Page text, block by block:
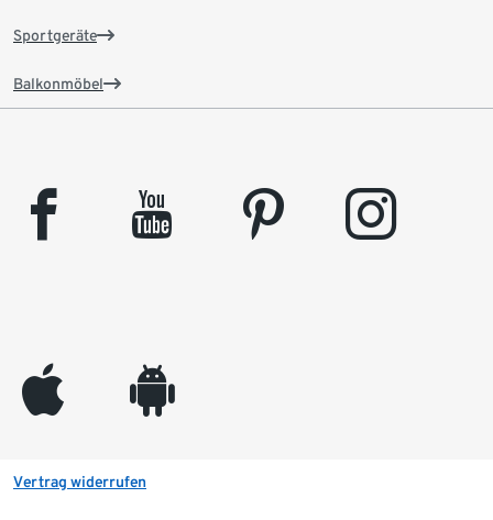
Sportgeräte
Balkonmöbel
facebook youtube pinterest instagram
appleinc android
Vertrag widerrufen